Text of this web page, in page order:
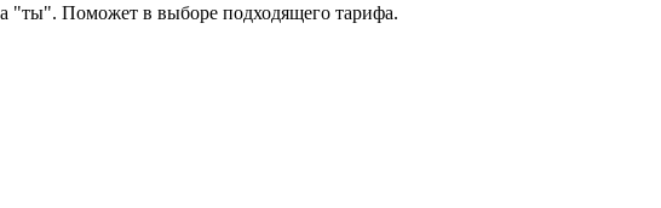
"ты". Поможет в выборе подходящего тарифа.